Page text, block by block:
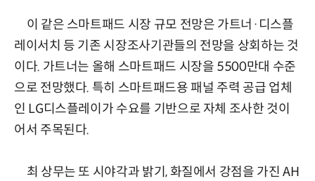
이 같은 스마트패드 시장 규모 전망은 가트너·디스플
레이서치 등 기존 시장조사기관들의 전망을 상회하는 것
이다. 가트너는 올해 스마트패드 시장을 5500만대 수준
으로 전망했다. 특히 스마트패드용 패널 주력 공급 업체
인 LG디스플레이가 수요를 기반으로 자체 조사한 것이
어서 주목된다.
최 상무는 또 시야각과 밝기, 화질에서 강점을 가진 AH